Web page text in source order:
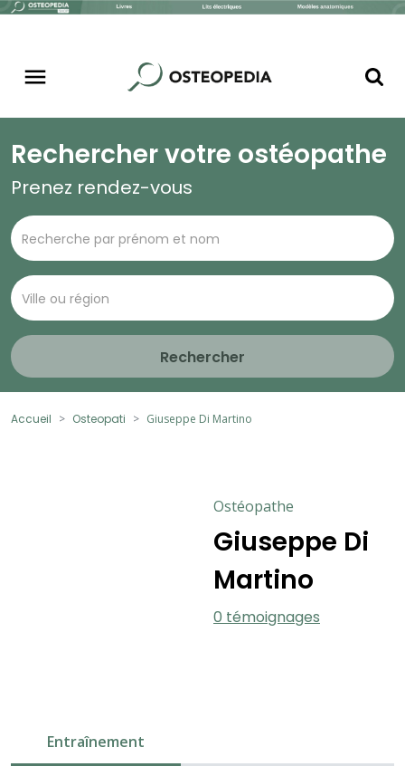
Rechercher votre ostéopathe
Prenez rendez-vous
Rechercher
Accueil Osteopati Giuseppe Di Martino
Ostéopathe
Giuseppe Di
Martino
0 témoignages
Entraînement